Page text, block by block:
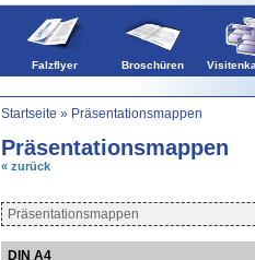
Falzflyer Broschüren
Startseite » Präsentationsmappen
Präsentationsmappen
« zurück
Präsentationsmappen
DIN A4